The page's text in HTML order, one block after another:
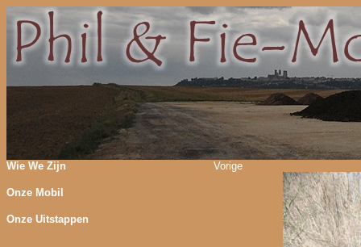
Wie We Zijn
Onze Mobil
Onze Uitstappen
Vorige